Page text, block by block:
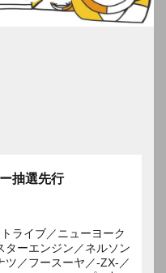
抽選先行
ライブ／ニューヨーク
ターエンジン／ネルソン
ツ／フースーヤ／-ZX-／